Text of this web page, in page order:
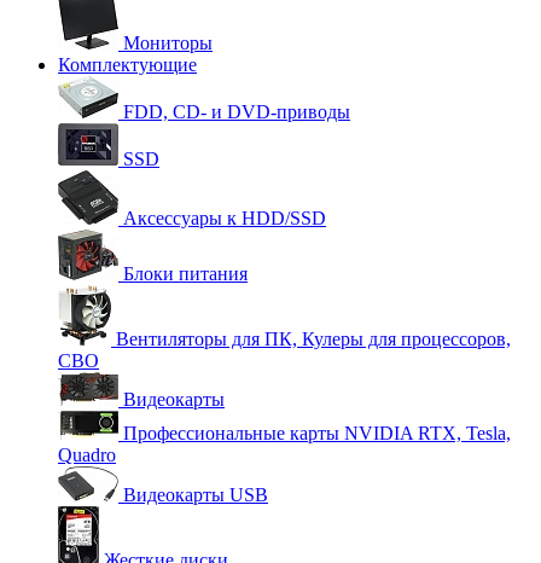
Мониторы
Комплектующие
FDD, CD- и DVD-приводы
SSD
Аксессуары к HDD/SSD
Блоки питания
Вентиляторы для ПК, Кулеры для процессоров,
СВО
Видеокарты
Профессиональные карты NVIDIA RTX, Tesla,
Quadro
Видеокарты USB